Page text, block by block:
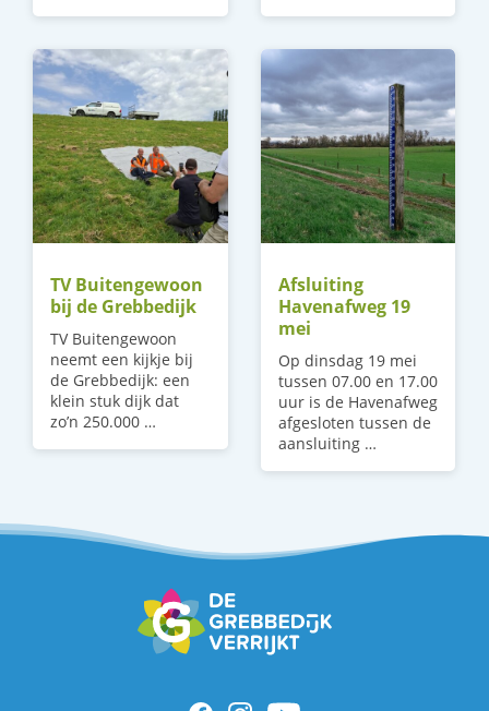
TV Buitengewoon
bij de Grebbedijk
TV Buitengewoon
neemt een kijkje bij
de Grebbedijk: een
klein stuk dijk dat
zo’n 250.000 …
Afsluiting
Havenafweg 19
mei
Op dinsdag 19 mei
tussen 07.00 en 17.00
uur is de Havenafweg
afgesloten tussen de
aansluiting …